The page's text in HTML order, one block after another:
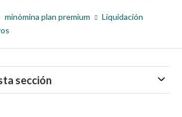
minómina plan premium
Liquidación
sección